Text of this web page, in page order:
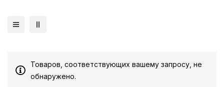
Товаров, соответствующих вашему запросу, не
обнаружено.